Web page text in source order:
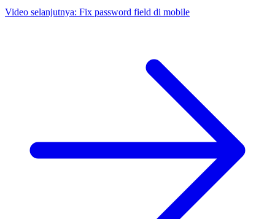
Video selanjutnya: Fix password field di mobile